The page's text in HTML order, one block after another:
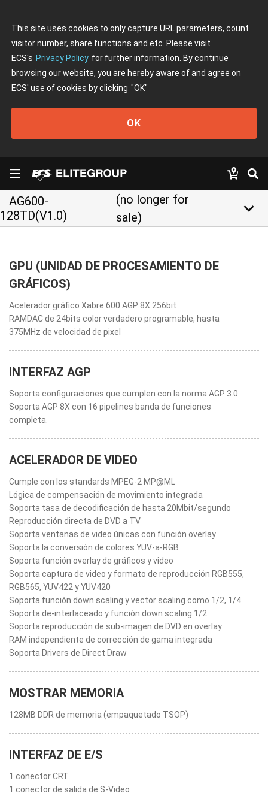
This site uses cookies to only capture URL parameters, count
visitor number, share functions and etc. Please visit
ECS's Privacy Policy for further information. By continue
browsing our website, you are hereby aware of and agree on
ECS' use of cookies by clicking "OK"
OK
AG600-
128TD(V1.0)
(no longer for
sale)
keyboard_arrow_down
GPU (UNIDAD DE PROCESAMIENTO DE
GRÁFICOS)
Acelerador gráfico Xabre 600 AGP 8X 256bit
RAMDAC de 24bits color verdadero programable, hasta
375MHz de velocidad de pixel
INTERFAZ AGP
Soporta configuraciones que cumplen con la norma AGP 3.0
Soporta AGP 8X con 16 pipelines banda de funciones
completa.
ACELERADOR DE VIDEO
Cumple con los standards MPEG-2 MP@ML
Lógica de compensación de movimiento integrada
Soporta tasa de decodificación de hasta 20Mbit/segundo
Reproducción directa de DVD a TV
Soporta ventanas de video únicas con función overlay
Soporta la conversión de colores YUV-a-RGB
Soporta función overlay de gráficos y video
Soporta captura de video y formato de reproducción RGB555,
RGB565, YUV422 y YUV420
Soporta función down scaling y vector scaling como 1/2, 1/4
Soporta de-interlaceado y función down scaling 1/2
Soporta reproducción de sub-imagen de DVD en overlay
RAM independiente de corrección de gama integrada
Soporta Drivers de Direct Draw
MOSTRAR MEMORIA
128MB DDR de memoria (empaquetado TSOP)
INTERFAZ DE E/S
1 conector CRT
1 conector de salida de S-Video